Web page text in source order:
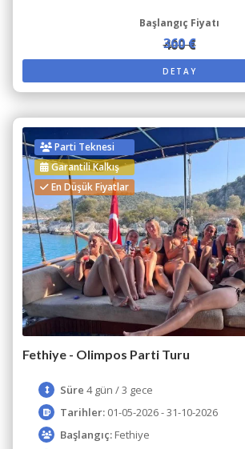
Başlangıç Fiyatı
400 €
360 €
DETAY
Parti Teknesi
Garantili Kalkış
En Düşük Fiyatlar
Fethiye - Olimpos Parti Turu
Süre 4 gün / 3 gece
Tarihler: 01-05-2026 - 31-10-2026
Başlangıç: Fethiye